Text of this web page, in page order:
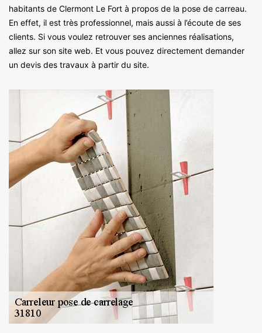
habitants de Clermont Le Fort à propos de la pose de carreau.
En effet, il est très professionnel, mais aussi à l’écoute de ses
clients. Si vous voulez retrouver ses anciennes réalisations,
allez sur son site web. Et vous pouvez directement demander
un devis des travaux à partir du site.